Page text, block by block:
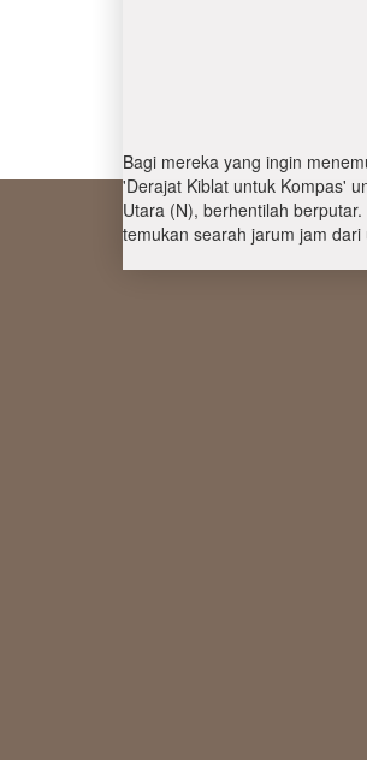
Bagi mereka yang ingin
'Derajat Kiblat untuk Kompas'
Utara (N), berhentilah
temukan searah jarum jam